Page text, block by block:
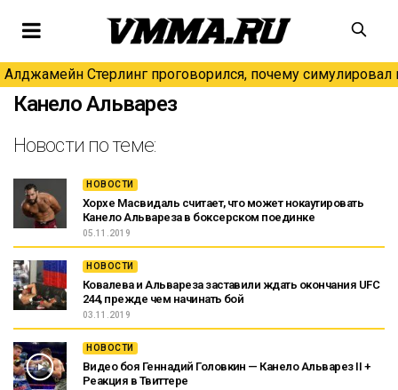
Алджамейн Стерлинг проговорился, почему симулировал
Канело Альварез
Новости по теме:
НОВОСТИ
Хорхе Масвидаль считает, что может нокаутировать
Канело Альвареза в боксерском поединке
05.11.2019
НОВОСТИ
Ковалева и Альвареза заставили ждать окончания UFC
244, прежде чем начинать бой
03.11.2019
НОВОСТИ
Видео боя Геннадий Головкин — Канело Альварез II +
Реакция в Твиттере